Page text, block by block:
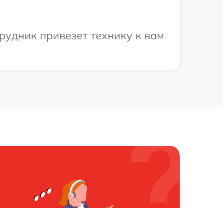
привезет технику к вам